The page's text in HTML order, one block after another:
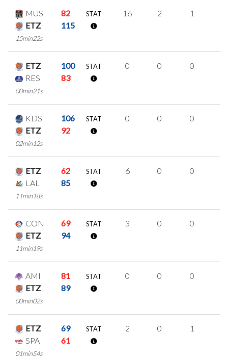
MUS
82
ETZ
115
15min22s
STAT 16 2 1
ETZ
100
RES
83
00min21s
STAT 0 0 0
KDS
106
ETZ
92
02min12s
STAT 0 0 0
ETZ
62
LAL
85
11min18s
STAT 6 0 0
CON
69
ETZ
94
11min19s
STAT 3 0 0
AMI
81
ETZ
89
00min02s
STAT 0 0 0
ETZ
69
SPA
61
01min54s
STAT 2 0 1